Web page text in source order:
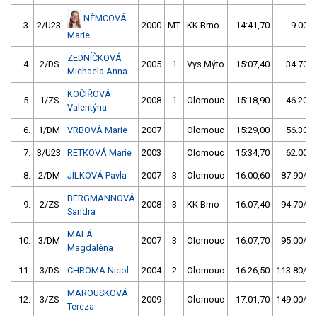
3. 2/U23
NĚMCOVÁ
Marie
2000 MT KK Brno 14:41,70 9.00/
4. 2/DS
ZEDNÍČKOVÁ
Michaela Anna
2005 1 Vys.Mýto 15:07,40 34.70/
5. 1/ZS
KOČÍŘOVÁ
Valentýna
2008 1 Olomouc 15:18,90 46.20/
6. 1/DM VRBOVÁ Marie 2007 Olomouc 15:29,00 56.30/
7. 3/U23 RETKOVÁ Marie 2003 Olomouc 15:34,70 62.00/
8. 2/DM JÍLKOVÁ Pavla 2007 3 Olomouc 16:00,60 87.90/
9. 2/ZS
BERGMANNOVÁ
Sandra
2008 3 KK Brno 16:07,40 94.70/
10. 3/DM
MALÁ
Magdaléna
2007 3 Olomouc 16:07,70 95.00/
11. 3/DS CHROMÁ Nicol 2004 2 Olomouc 16:26,50 113.80/
12. 3/ZS
MAROUSKOVÁ
Tereza
2009 Olomouc 17:01,70 149.00/